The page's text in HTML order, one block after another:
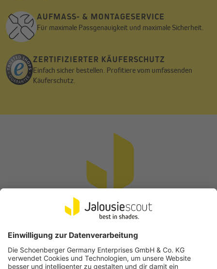
Echter Schutz vor Sonne und UV-Strahlung
Mit einem Sonnenschutzfaktor von 80–85 % reduziert die
Markise die Wärmeeinstrahlung spürbar und sorgt für ein
angenehmes Klima unter dem Tuch. Der UV-Schutz von 90 % und
die Zertifizierung UPF 50+ schützen dich und deine Familie
zuverlässig vor schädlicher Strahlung – ideal für
sonnenverwöhnte Tage im Freien.
Flexibel montiert, zeitlos schön
AUFMASS- & MONTAGESERVICE
Für maximale Passgenauigkeit und maximale Sicherheit.
ZERTIFIZIERTER KÄUFERSCHUTZ
Einfach sicher bestellen. Profitiere vom umfassenden
Käuferschutz.
Vertrag widerrufen